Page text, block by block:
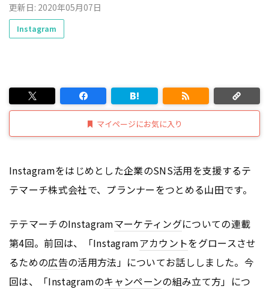
更新日: 2020年05月07日
Instagram
マイページにお気に入り
Instagramをはじめとした企業のSNS活用を支援するテ
テマーチ株式会社で、プランナーをつとめる山田です。
テテマーチのInstagramマーケティングについての連載
第4回。前回は、「Instagramアカウントをグロースさせ
るための広告の活用方法」についてお話ししました。今
回は、「Instagramのキャンペーンの組み立て方」につ